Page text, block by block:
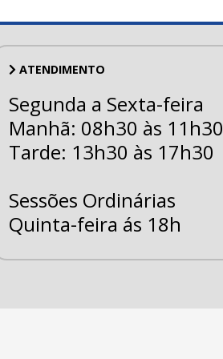
ATENDIMENTO
Segunda a Sexta-feira
Manhã: 08h30 às 11h30
Tarde: 13h30 às 17h30
Sessões Ordinárias
Quinta-feira ás 18h